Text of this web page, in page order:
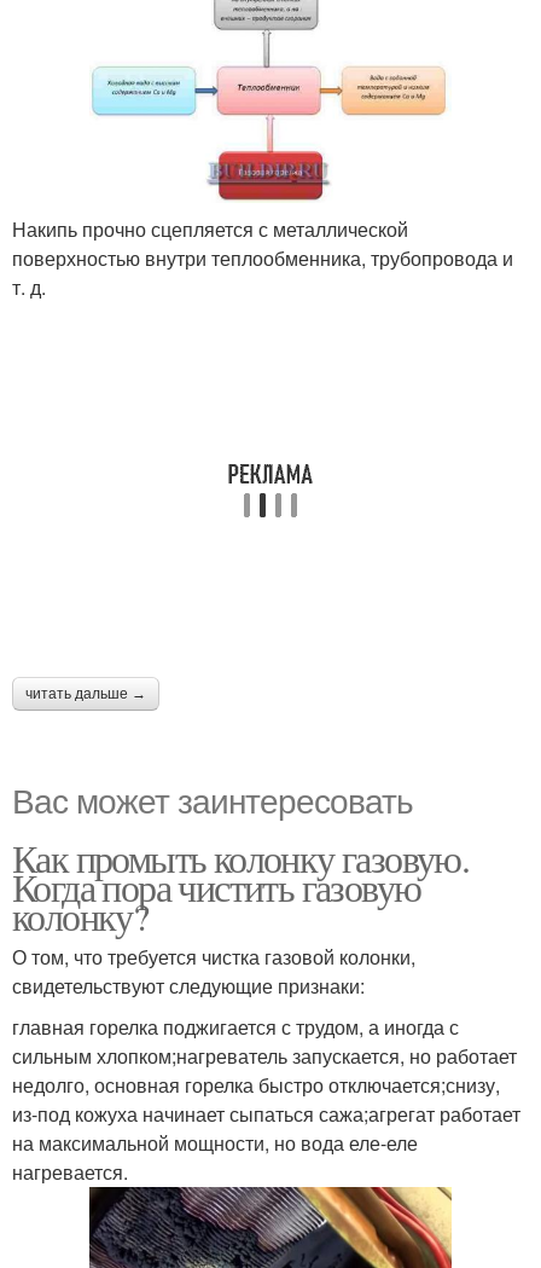
Накипь прочно сцепляется с металлической
поверхностью внутри теплообменника, трубопровода и
т. д.
читать дальше →
Вас может заинтересовать
Как промыть колонку газовую.
Когда пора чистить газовую
колонку?
О том, что требуется чистка газовой колонки,
свидетельствуют следующие признаки:
главная горелка поджигается с трудом, а иногда с
сильным хлопком;нагреватель запускается, но работает
недолго, основная горелка быстро отключается;снизу,
из-под кожуха начинает сыпаться сажа;агрегат работает
на максимальной мощности, но вода еле-еле
нагревается.